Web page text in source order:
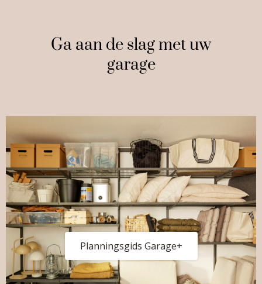
Ga aan de slag met uw
garage
Planningsgids Garage+